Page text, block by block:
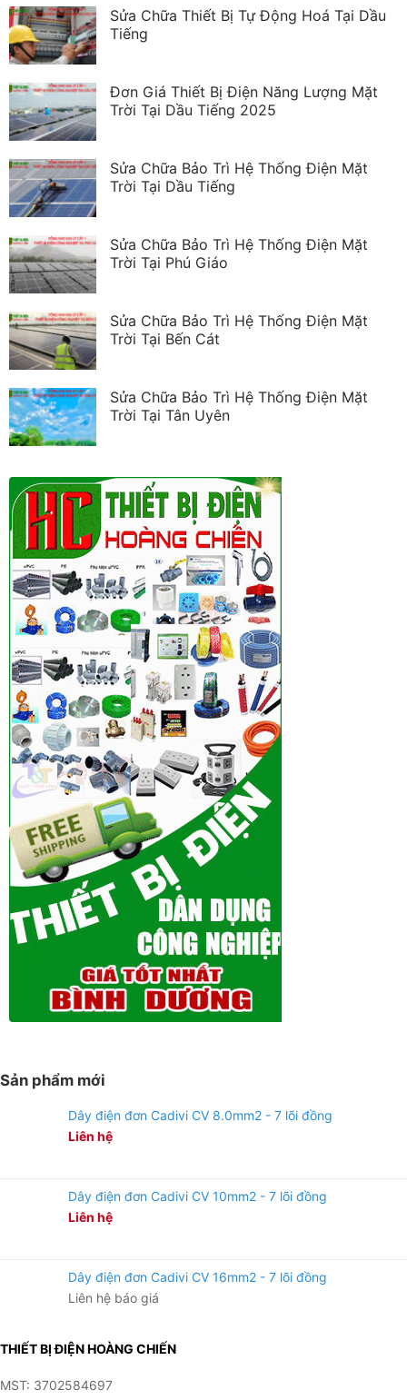
Sửa Chữa Thiết Bị Tự Động Hoá Tại Dầu
Tiếng
Đơn Giá Thiết Bị Điện Năng Lượng Mặt
Trời Tại Dầu Tiếng 2025
Sửa Chữa Bảo Trì Hệ Thống Điện Mặt
Trời Tại Dầu Tiếng
Sửa Chữa Bảo Trì Hệ Thống Điện Mặt
Trời Tại Phú Giáo
Sửa Chữa Bảo Trì Hệ Thống Điện Mặt
Trời Tại Bến Cát
Sửa Chữa Bảo Trì Hệ Thống Điện Mặt
Trời Tại Tân Uyên
Sản phẩm mới
Dây điện đơn Cadivi CV 8.0mm2 - 7 lõi đồng
Liên hệ
Dây điện đơn Cadivi CV 10mm2 - 7 lõi đồng
Liên hệ
Dây điện đơn Cadivi CV 16mm2 - 7 lõi đồng
Liên hệ báo giá
THIẾT BỊ ĐIỆN HOÀNG CHIẾN
MST: 3702584697